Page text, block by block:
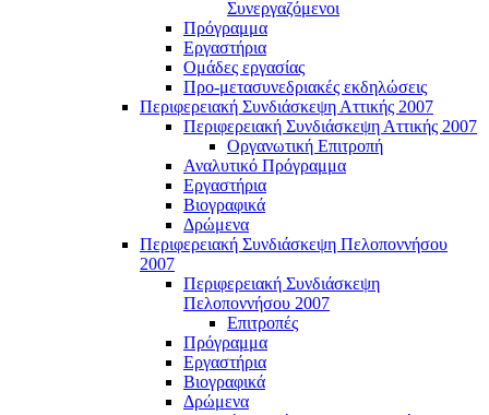
Συνεργαζόμενοι
Πρόγραμμα
Εργαστήρια
Ομάδες εργασίας
Προ-μετασυνεδριακές εκδηλώσεις
Περιφερειακή Συνδιάσκεψη Αττικής 2007
Περιφερειακή Συνδιάσκεψη Αττικής 2007
Οργανωτική Επιτροπή
Αναλυτικό Πρόγραμμα
Εργαστήρια
Βιογραφικά
Δρώμενα
Περιφερειακή Συνδιάσκεψη Πελοποννήσου
2007
Περιφερειακή Συνδιάσκεψη
Πελοποννήσου 2007
Επιτροπές
Πρόγραμμα
Εργαστήρια
Βιογραφικά
Δρώμενα